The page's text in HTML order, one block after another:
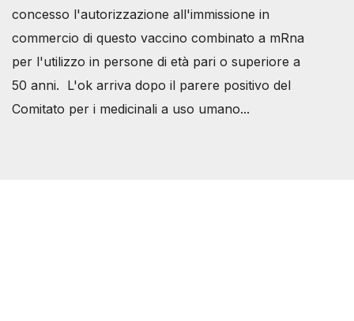
concesso l'autorizzazione all'immissione in
commercio di questo vaccino combinato a mRna
per l'utilizzo in persone di età pari o superiore a
50 anni. L'ok arriva dopo il parere positivo del
Comitato per i medicinali a uso umano...